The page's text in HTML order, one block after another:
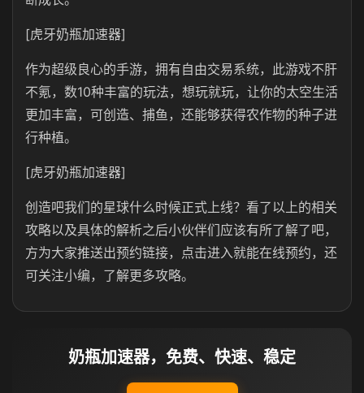
[虎牙奶瓶加速器]
作为超级良心的手游，拥有自由交易系统，此游戏不肝
不氪，数10种丰富的玩法，想玩就玩，让你的太空生活
更加丰富，可创造、捕鱼，还能够获得农作物的种子进
行种植。
[虎牙奶瓶加速器]
创造吧我们的星球什么时候正式上线？看了以上的相关
攻略以及具体的解析之后小伙伴们应该有所了解了吧，
方为大家推送出预约链接，点击进入就能在线预约，还
可关注小编，了解更多攻略。
奶瓶加速器，免费、快速、稳定